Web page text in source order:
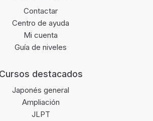
Contactar
Centro de ayuda
Mi cuenta
Guía de niveles
Cursos destacados
Japonés general
Ampliación
JLPT